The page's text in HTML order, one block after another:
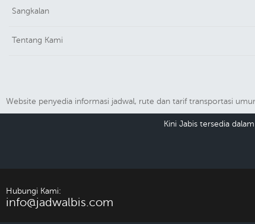
Sangkalan
Tentang Kami
Website penyedia informasi jadwal, rute dan tarif transportasi
Kini Jabis tersedia
Hubungi Kami:
info@jadwalbis.com